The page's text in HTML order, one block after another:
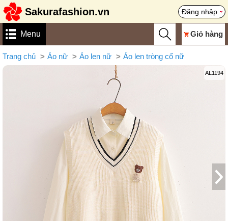
Sakurafashion.vn Đăng nhập
Menu Giỏ hàng
Trang chủ Áo nữ Áo len nữ Áo len tròng cổ nữ
AL1194